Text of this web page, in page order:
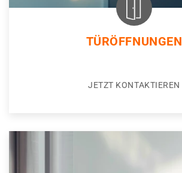
TÜRÖFFNUNGEN
JETZT KONTAKTIEREN